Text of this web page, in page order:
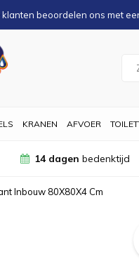
klanten beoordelen ons met
KRANEN AFVOER
14 dagen bedenktijd
Inbouw 80X80X4 Cm